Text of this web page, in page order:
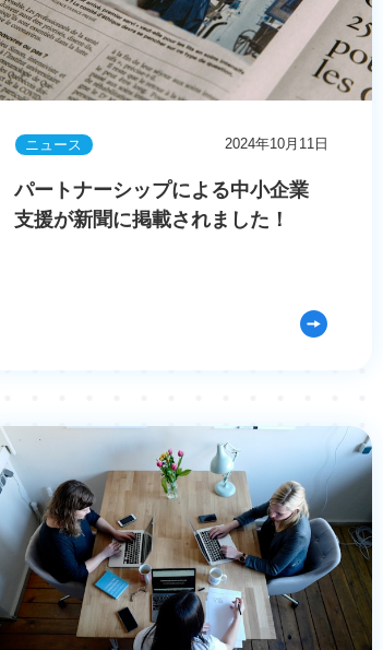
ニュース 2024年10月11日
パートナーシップによる中小企業
支援が新聞に掲載されました！